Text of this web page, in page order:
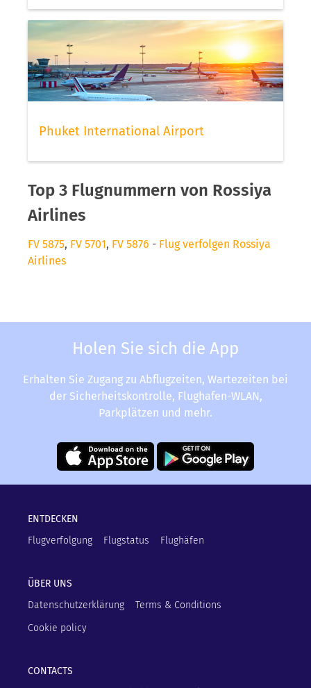
Phuket International Airport
Top 3 Flugnummern von Rossiya
Airlines
FV 5875, FV 5701, FV 5876 - Flug verfolgen Rossiya
Airlines
Holen Sie sich die App
Erhalten Sie Zugang zu Abflugzeiten, Wartezeiten bei
der Sicherheitskontrolle, Flughafen-WLAN,
Parkplätzen und mehr.
ENTDECKEN
Flugverfolgung
Flugstatus Flughäfen
ÜBER UNS
Datenschutzerklärung
Terms & Conditions
Cookie policy
CONTACTS